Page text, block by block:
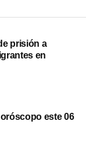
prisión a
en
este 06